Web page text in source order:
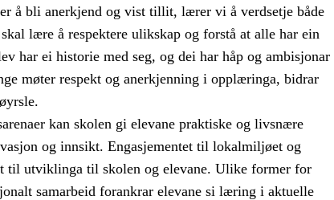
å bli anerkjend og vist tillit, lærer vi å verdsetje både
lære å respektere ulikskap og forstå at alle har ein
har ei historie med seg, og dei har håp og ambisjonar
møter respekt og anerkjenning i opplæringa, bidrar
kan skolen gi elevane praktiske og livsnære
og innsikt. Engasjementet til lokalmiljøet og
til utviklinga til skolen og elevane. Ulike former for
samarbeid forankrar elevane si læring i aktuelle